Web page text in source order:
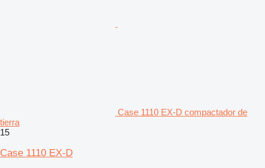
Case 1110 EX-D compactador de
tierra
15
Case 1110 EX-D